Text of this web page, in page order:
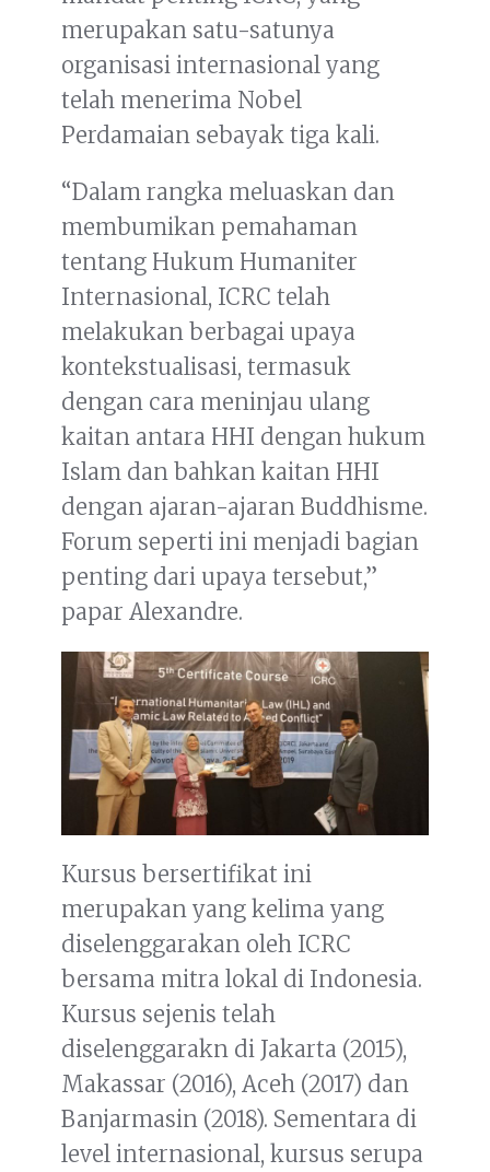
merupakan satu-satunya
organisasi internasional yang
telah menerima Nobel
Perdamaian sebayak tiga kali.
“Dalam rangka meluaskan dan
membumikan pemahaman
tentang Hukum Humaniter
Internasional, ICRC telah
melakukan berbagai upaya
kontekstualisasi, termasuk
dengan cara meninjau ulang
kaitan antara HHI dengan hukum
Islam dan bahkan kaitan HHI
dengan ajaran-ajaran Buddhisme.
Forum seperti ini menjadi bagian
penting dari upaya tersebut,”
papar Alexandre.
Kursus bersertifikat ini
merupakan yang kelima yang
diselenggarakan oleh ICRC
bersama mitra lokal di Indonesia.
Kursus sejenis telah
diselenggarakn di Jakarta (2015),
Makassar (2016), Aceh (2017) dan
Banjarmasin (2018). Sementara di
level internasional, kursus serupa